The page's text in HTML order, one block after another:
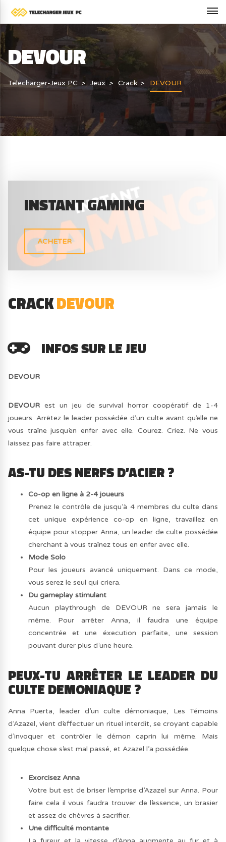
DEVOUR
Telecharger-Jeux PC Jeux Crack DEVOUR
INSTANT GAMING
ACHETER
CRACKDEVOUR
INFOS SUR LE JEU
DEVOUR
DEVOUR est un jeu de survival horror coopératif de 1-4
joueurs. Arrêtez le leader possédée d’un culte avant qu’elle ne
vous traîne jusqu’en enfer avec elle. Courez. Criez. Ne vous
laissez pas faire attraper.
AS-TU DES NERFS D’ACIER ?
Co-op en ligne à 2-4 joueurs
Prenez le contrôle de jusqu’à 4 membres du culte dans
cet unique expérience co-op en ligne, travaillez en
équipe pour stopper Anna, un leader de culte possédée
cherchant à vous traînez tous en enfer avec elle.
Mode Solo
Pour les joueurs avancé uniquement. Dans ce mode,
vous serez le seul qui criera.
Du gameplay stimulant
Aucun playthrough de DEVOUR ne sera jamais le
même. Pour arrêter Anna, il faudra une équipe
concentrée et une éxecution parfaite, une session
pouvant durer plus d’une heure.
PEUX-TU ARRÊTER LE LEADER DU
CULTE DEMONIAQUE ?
Anna Puerta, leader d’un culte démoniaque, Les Témoins
d’Azazel, vient d’effectuer un rituel interdit, se croyant capable
d’invoquer et contrôler le démon caprin lui même. Mais
quelque chose s’est mal passé, et Azazel l’a possédée.
Exorcisez Anna
Votre but est de briser l’emprise d’Azazel sur Anna. Pour
faire cela il vous faudra trouver de l’essence, un brasier
et assez de chèvres à sacrifier.
Une difficulté montante